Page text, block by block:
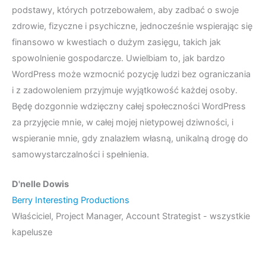
podstawy, których potrzebowałem, aby zadbać o swoje
zdrowie, fizyczne i psychiczne, jednocześnie wspierając się
finansowo w kwestiach o dużym zasięgu, takich jak
spowolnienie gospodarcze. Uwielbiam to, jak bardzo
WordPress może wzmocnić pozycję ludzi bez ograniczania
i z zadowoleniem przyjmuje wyjątkowość każdej osoby.
Będę dozgonnie wdzięczny całej społeczności WordPress
za przyjęcie mnie, w całej mojej nietypowej dziwności, i
wspieranie mnie, gdy znalazłem własną, unikalną drogę do
samowystarczalności i spełnienia.
D'nelle Dowis
Berry Interesting Productions
Właściciel, Project Manager, Account Strategist - wszystkie
kapelusze